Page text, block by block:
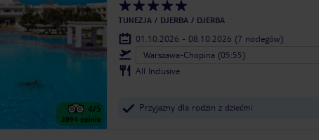
4/5
2894 opinie
TUNEZJA DJERBA DJERBA
01.10.2026 - 08.10.2026 (7 noclegów)
Warszawa-Chopina (05:55)
All Inclusive
Przyjazny dla rodzin z dziećmi